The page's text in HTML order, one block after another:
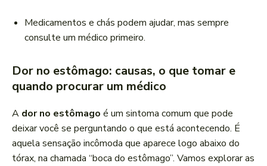
Medicamentos e chás podem ajudar, mas sempre
consulte um médico primeiro.
Dor no estômago: causas, o que tomar e
quando procurar um médico
A dor no estômago é um sintoma comum que pode
deixar você se perguntando o que está acontecendo. É
aquela sensação incômoda que aparece logo abaixo do
tórax, na chamada “boca do estômago”. Vamos explorar as